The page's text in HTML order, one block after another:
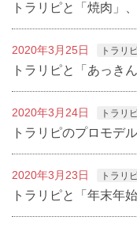
トラリピと「焼肉」、
2020年3月25日 トラリ
トラリピと「あっき
2020年3月24日 トラリ
トラリピのプロモデ
2020年3月23日 トラリ
トラリピと「年末年始